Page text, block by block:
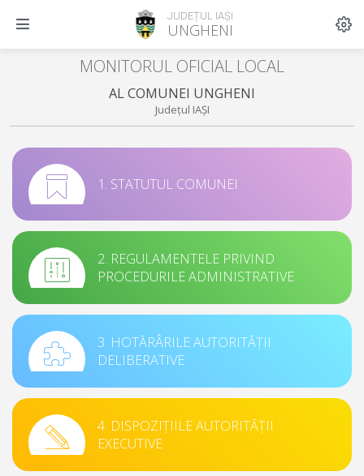
JUDEȚUL IAȘI
UNGHENI
MONITORUL OFICIAL LOCAL
AL COMUNEI UNGHENI
Județul IAȘI
1. STATUTUL COMUNEI
2. REGULAMENTELE PRIVIND
PROCEDURILE ADMINISTRATIVE
3. HOTĂRÂRILE AUTORITĂȚII
DELIBERATIVE
4. DISPOZIȚIILE AUTORITĂȚII
EXECUTIVE